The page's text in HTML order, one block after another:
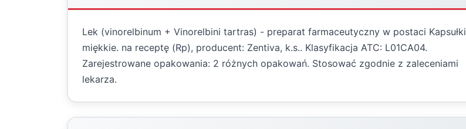
Lek (vinorelbinum + Vinorelbini tartras) - preparat farmaceutyczny w postaci Kapsułki
miękkie. na receptę (Rp), producent: Zentiva, k.s.. Klasyfikacja ATC: L01CA04.
Zarejestrowane opakowania: 2 różnych opakowań. Stosować zgodnie z zaleceniami
lekarza.